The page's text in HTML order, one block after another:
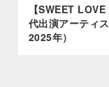
【SWEET
代出演アーティ
2025年）